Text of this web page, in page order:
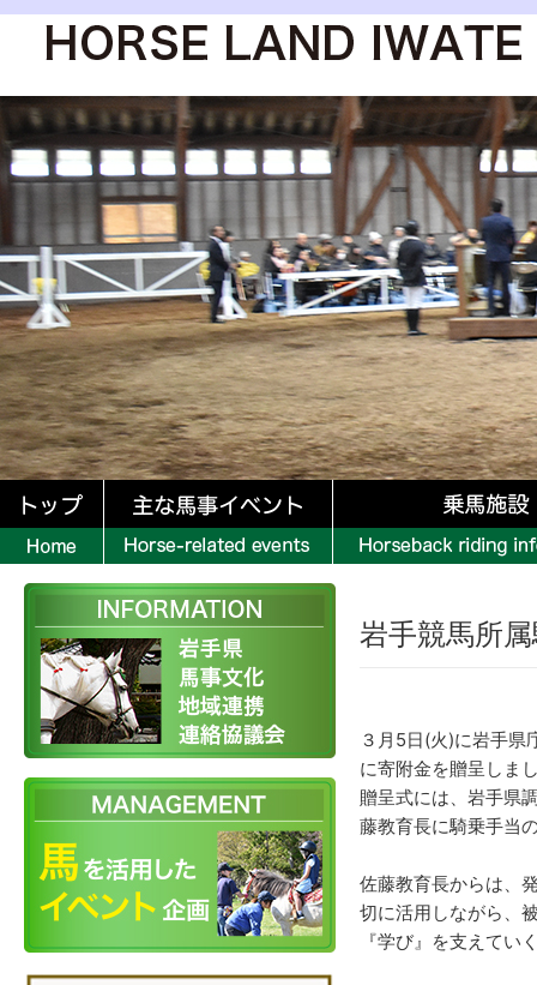
岩手競馬所
３月5日(火)に岩手県
に寄附金を贈呈しま
贈呈式には、岩手県
藤教育長に騎乗手当
佐藤教育長からは、
切に活用しながら、
『学び』を支えてい